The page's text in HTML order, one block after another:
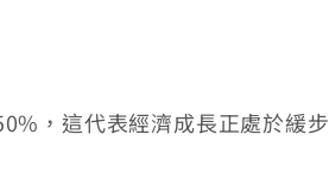
，這代表經濟成長正處於緩步